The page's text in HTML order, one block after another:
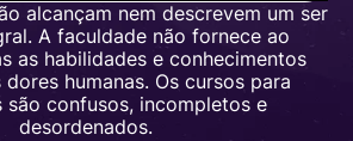
alcançam nem descrevem um ser
A faculdade não fornece ao
as habilidades e conhecimentos
humanas. Os cursos para
são confusos, incompletos e
desordenados.